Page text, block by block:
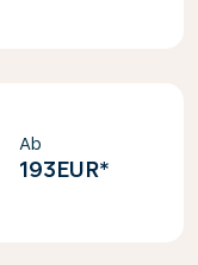
Ab
193EUR*